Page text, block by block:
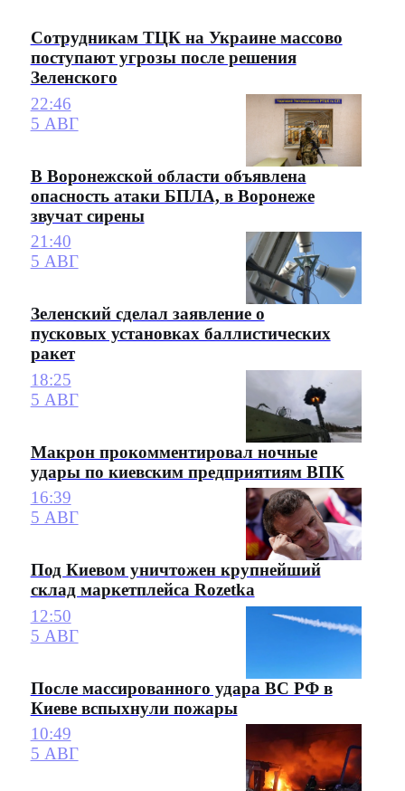
Сотрудникам ТЦК на Украине массово
поступают угрозы после решения
Зеленского
22:46
5 АВГ
В Воронежской области объявлена
опасность атаки БПЛА, в Воронеже
звучат сирены
21:40
5 АВГ
Зеленский сделал заявление о
пусковых установках баллистических
ракет
18:25
5 АВГ
Макрон прокомментировал ночные
удары по киевским предприятиям ВПК
16:39
5 АВГ
Под Киевом уничтожен крупнейший
склад маркетплейса Rozetka
12:50
5 АВГ
После массированного удара ВС РФ в
Киеве вспыхнули пожары
10:49
5 АВГ